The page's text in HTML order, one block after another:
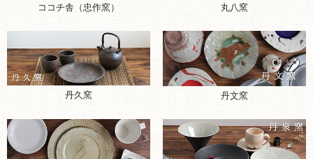
ココチ舎（忠作窯） 丸八窯
丹久窯 丹文窯